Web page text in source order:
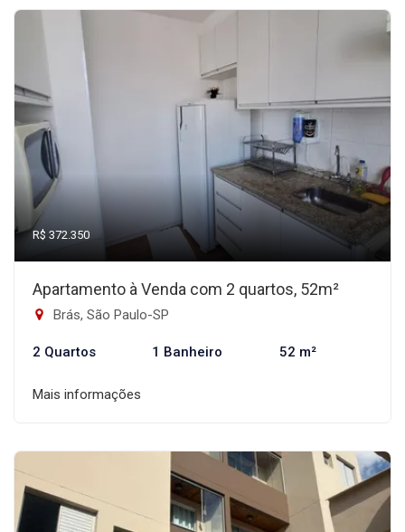
R$ 372.350
Apartamento à Venda com 2 quartos, 52m²
Brás, São Paulo-SP
2 Quartos 1 Banheiro 52 m²
Mais informações